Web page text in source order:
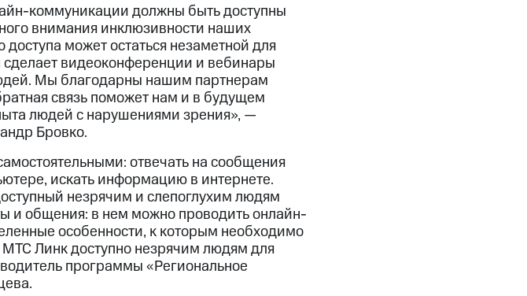
коммуникации должны быть доступны
внимания инклюзивности наших
может остаться незаметной для
видеоконференции и вебинары
Мы благодарны нашим партнерам
связь поможет нам и в будущем
людей с нарушениями зрения», —
Бровко.
отвечать на сообщения
искать информацию в интернете.
незрячим и слепоглухим людям
и общения: в нем можно проводить онлайн-
особенности, к которым необходимо
Линк доступно незрячим людям для
программы «Региональное